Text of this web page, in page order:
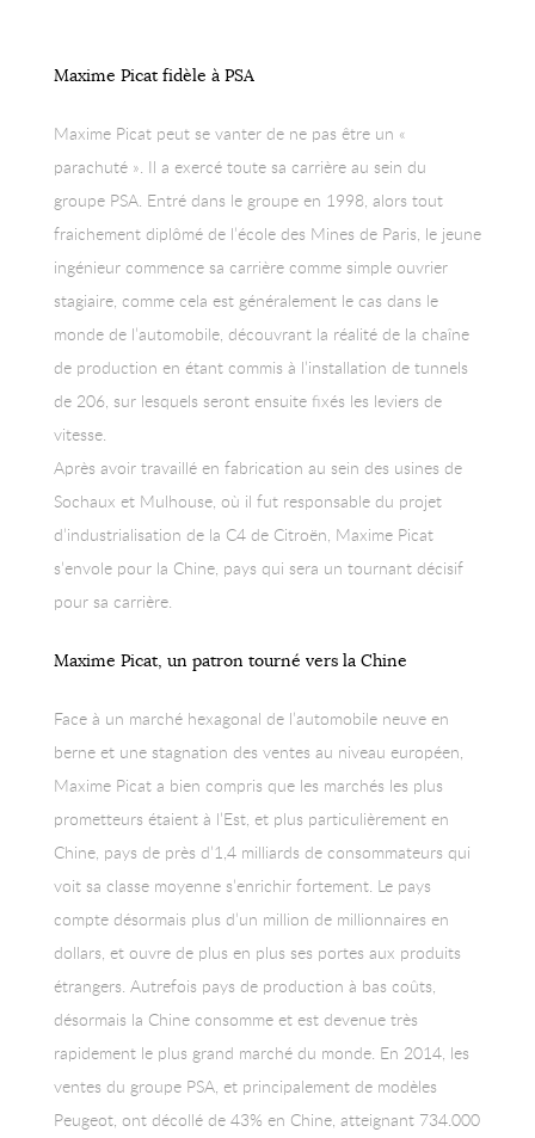
Maxime Picat fidèle à PSA
Maxime Picat peut se vanter de ne pas être un «
parachuté ». Il a exercé toute sa carrière au sein du
groupe PSA. Entré dans le groupe en 1998, alors tout
fraichement diplômé de l’école des Mines de Paris, le jeune
ingénieur commence sa carrière comme simple ouvrier
stagiaire, comme cela est généralement le cas dans le
monde de l’automobile, découvrant la réalité de la chaîne
de production en étant commis à l’installation de tunnels
de 206, sur lesquels seront ensuite fixés les leviers de
vitesse.
Après avoir travaillé en fabrication au sein des usines de
Sochaux et Mulhouse, où il fut responsable du projet
d’industrialisation de la C4 de Citroën, Maxime Picat
s’envole pour la Chine, pays qui sera un tournant décisif
pour sa carrière.
Maxime Picat, un patron tourné vers la Chine
Face à un marché hexagonal de l’automobile neuve en
berne et une stagnation des ventes au niveau européen,
Maxime Picat a bien compris que les marchés les plus
prometteurs étaient à l’Est, et plus particulièrement en
Chine, pays de près d’1,4 milliards de consommateurs qui
voit sa classe moyenne s’enrichir fortement. Le pays
compte désormais plus d’un million de millionnaires en
dollars, et ouvre de plus en plus ses portes aux produits
étrangers. Autrefois pays de production à bas coûts,
désormais la Chine consomme et est devenue très
rapidement le plus grand marché du monde. En 2014, les
ventes du groupe PSA, et principalement de modèles
Peugeot, ont décollé de 43% en Chine, atteignant 734.000